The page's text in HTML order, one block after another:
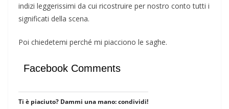
indizi leggerissimi da cui ricostruire per nostro conto tutti i
significati della scena.
Poi chiedetemi perché mi piacciono le saghe.
Facebook Comments
Ti è piaciuto? Dammi una mano: condividi!